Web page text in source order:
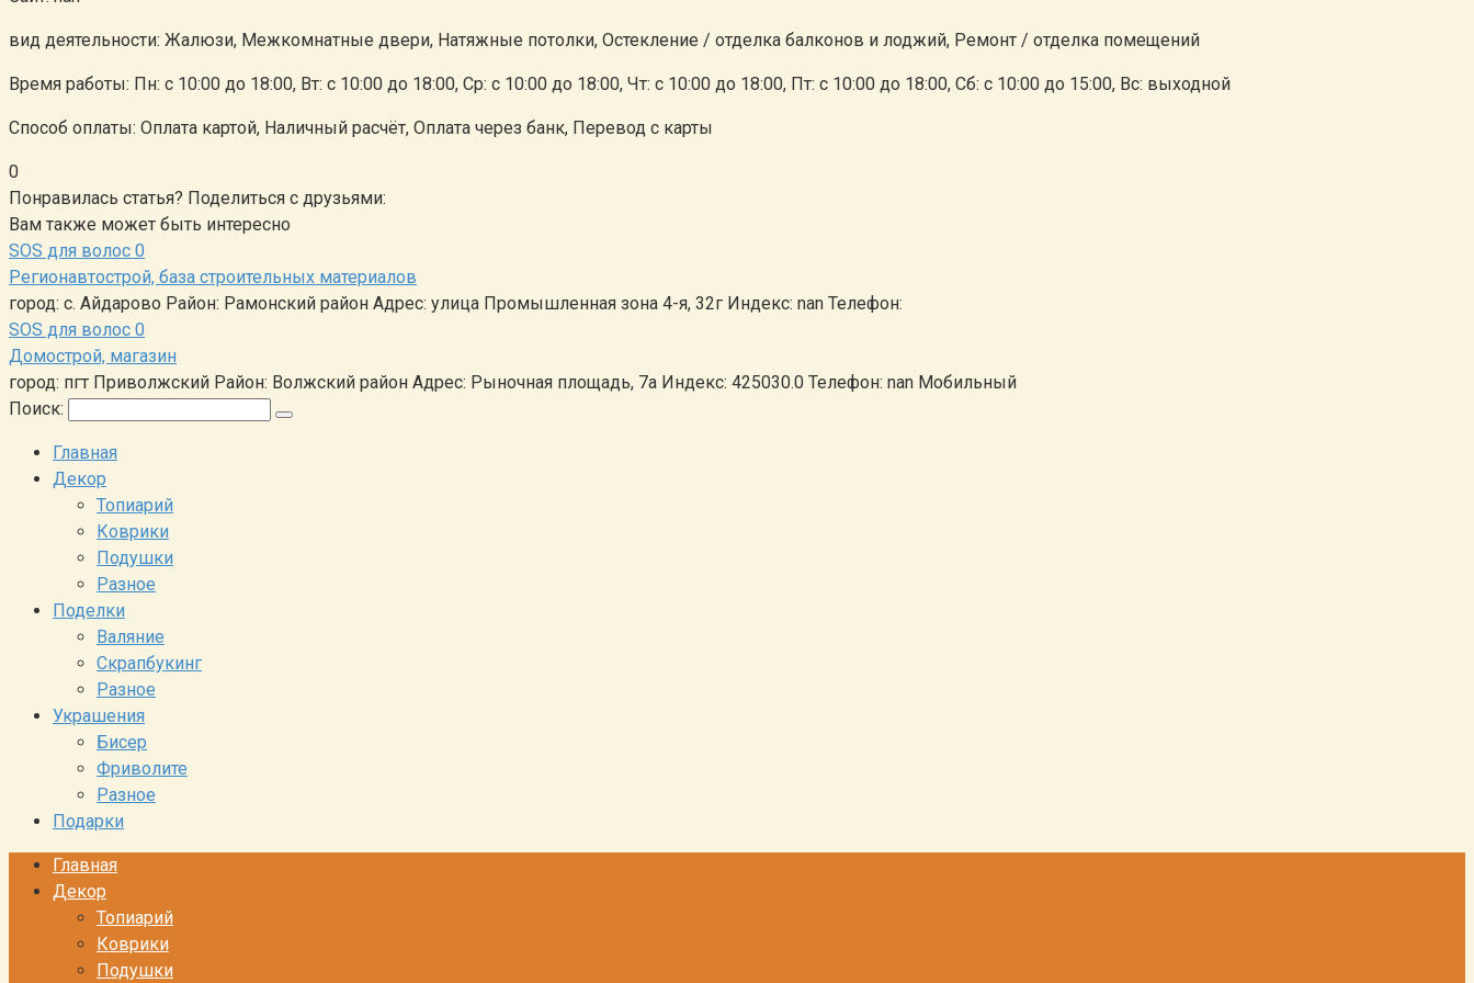
вид деятельности: Жалюзи, Межкомнатные двери, Натяжные потолки, Остекление / отделка балконов и лоджий, Ремонт / отделка помещений
Время работы: Пн: с 10:00 до 18:00, Вт: с 10:00 до 18:00, Ср: с 10:00 до 18:00, Чт: с 10:00 до 18:00, Пт: с 10:00 до 18:00, Сб: с 10:00 до 15:00, Вс: выходной
Способ оплаты: Оплата картой, Наличный расчёт, Оплата через банк, Перевод с карты
0
Понравилась статья? Поделиться с друзьями:
Вам также может быть интересно
SOS для волос 0
Регионавтострой, база строительных материалов
город: с. Айдарово Район: Рамонский район Адрес: улица Промышленная зона 4-я, 32г Индекс: nan Телефон:
SOS для волос 0
Домострой, магазин
город: пгт Приволжский Район: Волжский район Адрес: Рыночная площадь, 7а Индекс: 425030.0 Телефон: nan Мобильный
Поиск:
Главная
Декор
Топиарий
Коврики
Подушки
Разное
Поделки
Валяние
Скрапбукинг
Разное
Украшения
Бисер
Фриволите
Разное
Подарки
Главная
Декор
Топиарий
Коврики
Подушки